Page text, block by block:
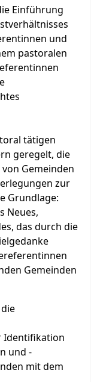
Einführung
und
pastoralen
tätigen
geregelt, die
Gemeinden
zur
Grundlage:
Neues,
das durch die
Gemeinden
Identifikation
und -
mit dem